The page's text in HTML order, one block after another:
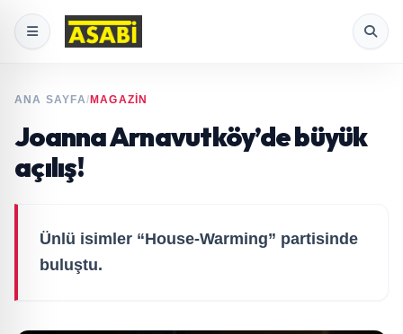
ANA SAYFA/ MAGAZİN
Joanna Arnavutköy’de büyük
açılış!
Ünlü isimler “House-Warming” partisinde
buluştu.